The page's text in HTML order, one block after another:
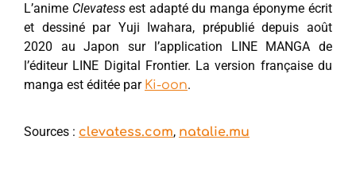
L’anime Clevatessest adapté du manga éponyme écrit
et dessiné par Yuji Iwahara, prépublié depuis août
2020 au Japon sur l’application LINE MANGA de
l’éditeur LINE Digital Frontier. La version française du
manga est éditée par Ki-oon.
Sources : clevatess.com, natalie.mu